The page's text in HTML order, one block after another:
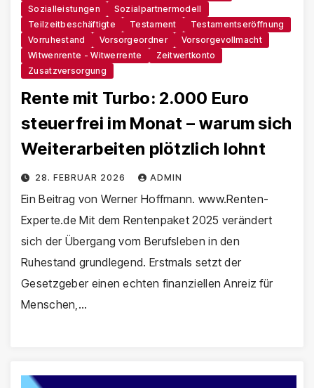
Sozialleistungen
Sozialpartnermodell
Teilzeitbeschäftigte
Testament
Testamentseröffnung
Vorruhestand
Vorsorgeordner
Vorsorgevollmacht
Witwenrente - Witwerrente
Zeitwertkonto
Zusatzversorgung
Rente mit Turbo: 2.000 Euro
steuerfrei im Monat – warum sich
Weiterarbeiten plötzlich lohnt
28. FEBRUAR 2026 ADMIN
Ein Beitrag von Werner Hoffmann. www.Renten-
Experte.de Mit dem Rentenpaket 2025 verändert
sich der Übergang vom Berufsleben in den
Ruhestand grundlegend. Erstmals setzt der
Gesetzgeber einen echten finanziellen Anreiz für
Menschen,…